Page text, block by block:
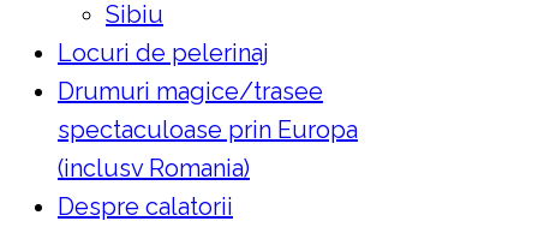
Sibiu
Locuri de pelerinaj
Drumuri magice/trasee
spectaculoase prin Europa
(inclusv Romania)
Despre calatorii